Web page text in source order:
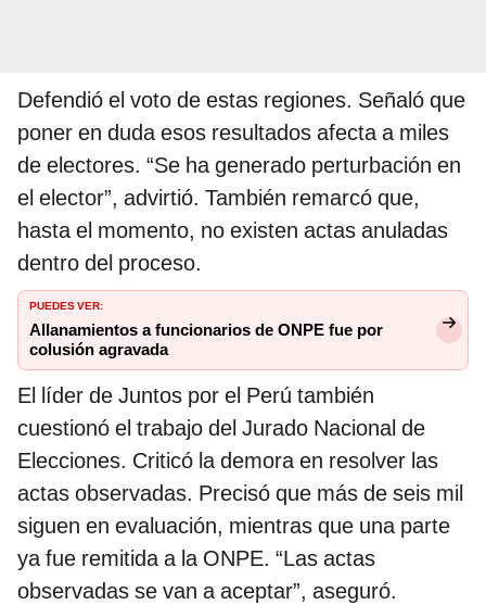
Defendió el voto de estas regiones. Señaló que
poner en duda esos resultados afecta a miles
de electores. “Se ha generado perturbación en
el elector”, advirtió. También remarcó que,
hasta el momento, no existen actas anuladas
dentro del proceso.
PUEDES VER:
Allanamientos a funcionarios de ONPE fue por
colusión agravada
El líder de Juntos por el Perú también
cuestionó el trabajo del Jurado Nacional de
Elecciones. Criticó la demora en resolver las
actas observadas. Precisó que más de seis mil
siguen en evaluación, mientras que una parte
ya fue remitida a la ONPE. “Las actas
observadas se van a aceptar”, aseguró.